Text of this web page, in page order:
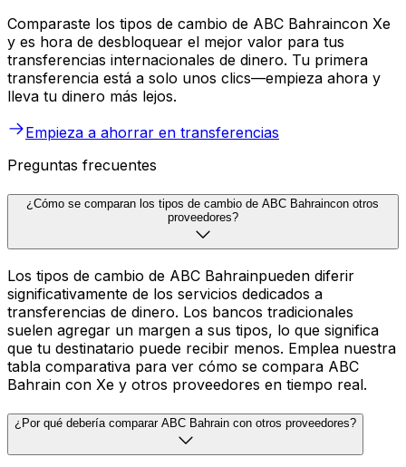
Comparaste los tipos de cambio de ABC Bahraincon Xe
y es hora de desbloquear el mejor valor para tus
transferencias internacionales de dinero. Tu primera
transferencia está a solo unos clics—empieza ahora y
lleva tu dinero más lejos.
Empieza a ahorrar en transferencias
Preguntas frecuentes
¿Cómo se comparan los tipos de cambio de ABC Bahraincon otros
proveedores?
Los tipos de cambio de ABC Bahrainpueden diferir
significativamente de los servicios dedicados a
transferencias de dinero. Los bancos tradicionales
suelen agregar un margen a sus tipos, lo que significa
que tu destinatario puede recibir menos. Emplea nuestra
tabla comparativa para ver cómo se compara ABC
Bahrain con Xe y otros proveedores en tiempo real.
¿Por qué debería comparar ABC Bahrain con otros proveedores?